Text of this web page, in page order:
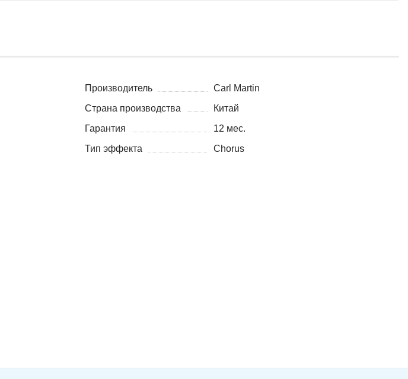
Производитель
Carl Martin
Страна производства
Китай
Гарантия
12 мес.
Тип эффекта
Chorus